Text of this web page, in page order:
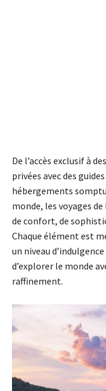
De l’accès exclusif à
privées avec des
hébergements
monde, les voyages
de confort, de
Chaque élément est
un niveau
d’explorer le monde
raffinement.